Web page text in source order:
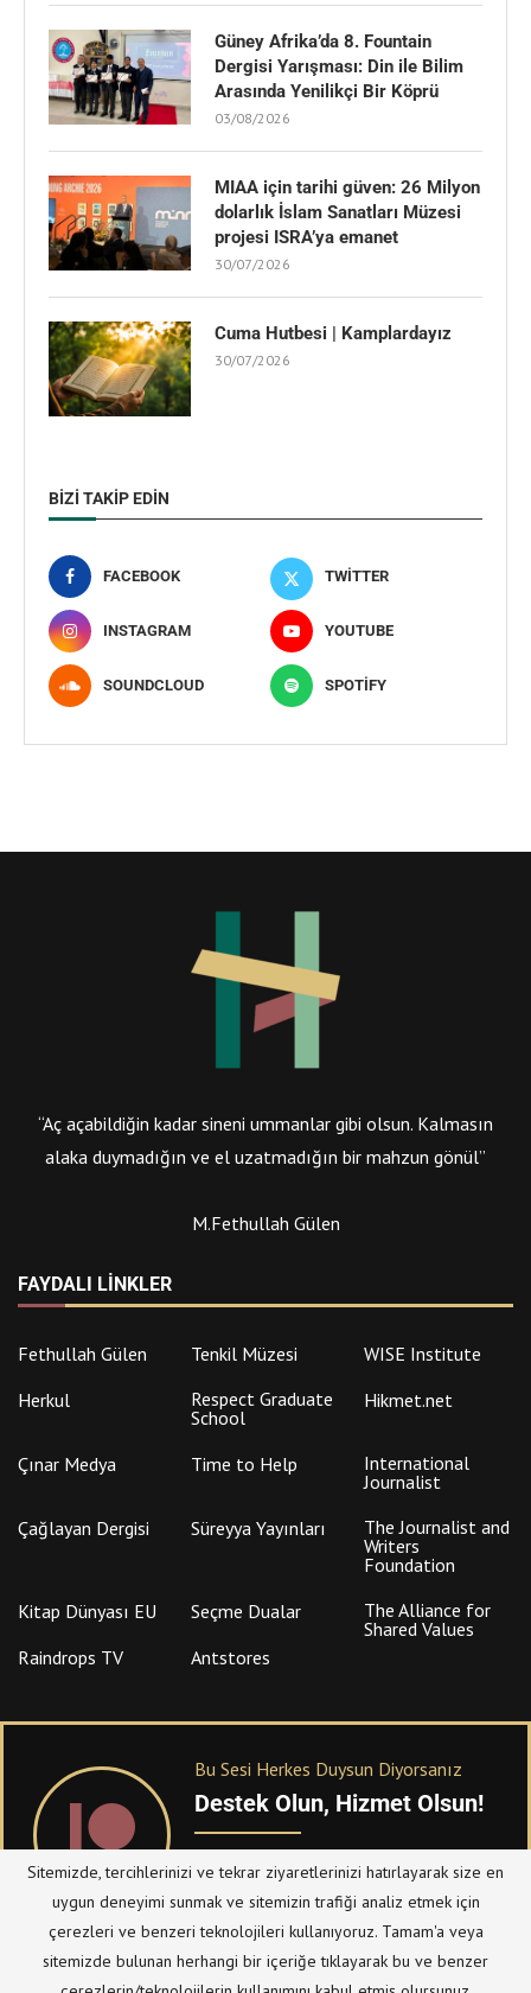
Güney Afrika’da 8. Fountain
Dergisi Yarışması: Din ile Bilim
Arasında Yenilikçi Bir Köprü
03/08/2026
MIAA için tarihi güven: 26 Milyon
dolarlık İslam Sanatları Müzesi
projesi ISRA’ya emanet
30/07/2026
Cuma Hutbesi | Kamplardayız
30/07/2026
BIZI TAKIP EDIN
FACEBOOK TWITTER
INSTAGRAM YOUTUBE
SOUNDCLOUD SPOTIFY
“Aç açabildiğin kadar sineni ummanlar gibi olsun. Kalmasın
alaka duymadığın ve el uzatmadığın bir mahzun gönül”
M.Fethullah Gülen
FAYDALI LINKLER
Fethullah Gülen Tenkil Müzesi
WISE Institute
Herkul
Respect Graduate
School
Hikmet.net
Çınar Medya Time to Help
International
Journalist
Çağlayan Dergisi
Süreyya Yayınları
The Journalist and
Writers
Foundation
Kitap Dünyası EU
Seçme Dualar
The Alliance for
Shared Values
Raindrops TV
Antstores
Bu Sesi Herkes Duysun Diyorsanız
Destek Olun, Hizmet Olsun!
PATREONüzerinden sitemize bağışta
bulanabilirsiniz.
Sitemizde, tercihlerinizi ve tekrar ziyaretlerinizi hatırlayarak size en
uygun deneyimi sunmak ve sitemizin trafiği analiz etmek için
çerezleri ve benzeri teknolojileri kullanıyoruz. Tamam'a veya
sitemizde bulunan herhangi bir içeriğe tıklayarak bu ve benzer